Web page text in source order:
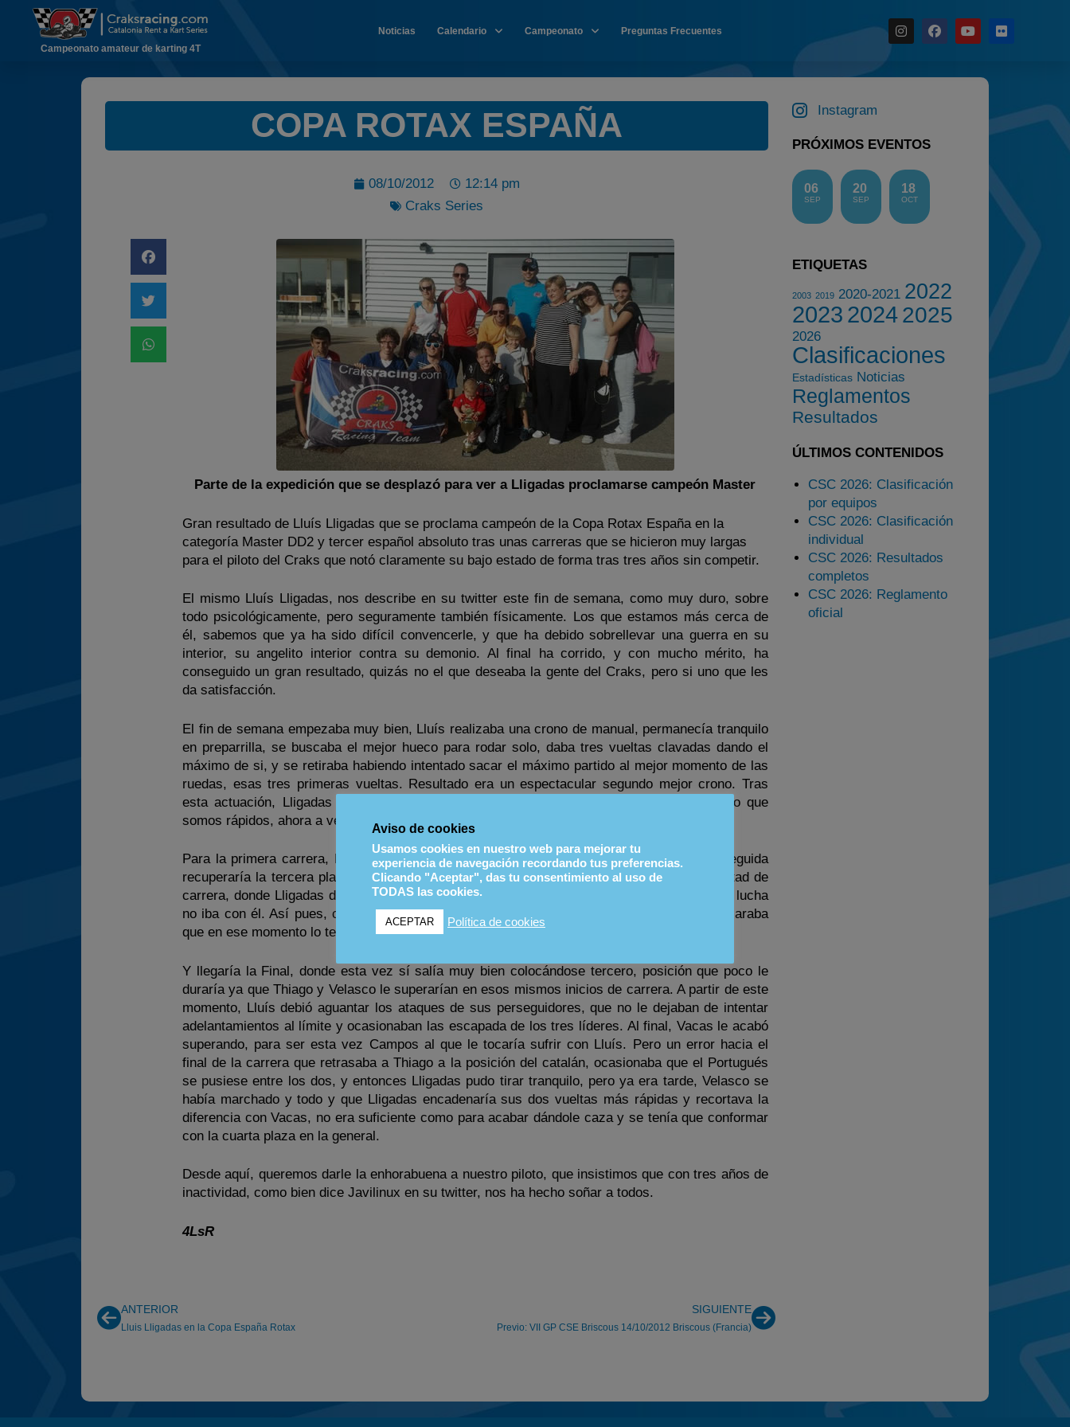
Carreras finalizadas
Temporada 2026
Temporadas anteriores
2024
Estadísticas
Campeonato amateur de karting 4T
Noticias Calendario Campeonato Preguntas Frecuentes
COPA ROTAX ESPAÑA
08/10/2012
12:14 pm
Craks Series
Parte de la expedición que se desplazó para ver a Lligadas proclamarse campeón Master
Gran resultado de Lluís Lligadas que se proclama campeón de la Copa Rotax España en la
categoría Master DD2 y tercer español absoluto tras unas carreras que se hicieron muy largas
para el piloto del Craks que notó claramente su bajo estado de forma tras tres años sin competir.
El mismo Lluís Lligadas, nos describe en su twitter este fin de semana, como muy duro, sobre
todo psicológicamente, pero seguramente también físicamente. Los que estamos más cerca de
él, sabemos que ya ha sido difícil convencerle, y que ha debido sobrellevar una guerra en su
interior, su angelito interior contra su demonio. Al final ha corrido, y con mucho mérito, ha
conseguido un gran resultado, quizás no el que deseaba la gente del Craks, pero si uno que les
da satisfacción.
El fin de semana empezaba muy bien, Lluís realizaba una crono de manual, permanecía tranquilo
en preparrilla, se buscaba el mejor hueco para rodar solo, daba tres vueltas clavadas dando el
máximo de si, y se retiraba habiendo intentado sacar el máximo partido al mejor momento de las
ruedas, esas tres primeras vueltas. Resultado era un espectacular segundo mejor crono. Tras
esta actuación, Lligadas decía a sus compañeros lo de siempre, “Ya hemos demostrado que
somos rápidos, ahora a ver si aguanto las carreras…”
Para la primera carrera, Lligadas realizó una mala salida, perdiendo posiciones, pero enseguida
recuperaría la tercera plaza, y por suerte, se escaparía con los dos portugueses hasta mitad de
carrera, donde Lligadas declaraba que empezó a guardar fuerzas y ruedas viendo que esa lucha
no iba con él. Así pues, cruzaba la meta pero con Velasco enganchado, todo y que él declaraba
que en ese momento lo tenía todo controlado.
Y llegaría la Final, donde esta vez sí salía muy bien colocándose tercero, posición que poco le
duraría ya que Thiago y Velasco le superarían en esos mismos inicios de carrera. A partir de este
momento, Lluís debió aguantar los ataques de sus perseguidores, que no le dejaban de intentar
adelantamientos al límite y ocasionaban las escapada de los tres líderes. Al final, Vacas le acabó
superando, para ser esta vez Campos al que le tocaría sufrir con Lluís. Pero un error hacia el
final de la carrera que retrasaba a Thiago a la posición del catalán, ocasionaba que el Portugués
se pusiese entre los dos, y entonces Lligadas pudo tirar tranquilo, pero ya era tarde, Velasco se
había marchado y todo y que Lligadas encadenaría sus dos vueltas más rápidas y recortava la
diferencia con Vacas, no era suficiente como para acabar dándole caza y se tenía que conformar
con la cuarta plaza en la general.
Desde aquí, queremos darle la enhorabuena a nuestro piloto, que insistimos que con tres años de
inactividad, como bien dice Javilinux en su twitter, nos ha hecho soñar a todos.
4LsR
ANTERIOR
Lluis Lligadas en la Copa España Rotax
SIGUIENTE
Previo: VII GP CSE Briscous 14/10/2012 Briscous (Francia)
Instagram
PRÓXIMOS EVENTOS
06
SEP
20
SEP
18
OCT
ETIQUETAS
2003 2019 2020-2021 2022
2023 20242025
2026
Clasificaciones
Estadísticas Noticias
Reglamentos
Resultados
ÚLTIMOS CONTENIDOS
CSC 2026: Clasificación
por equipos
CSC 2026: Clasificación
individual
CSC 2026: Resultados
completos
CSC 2026: Reglamento
oficial
Aviso de cookies
Usamos cookies en nuestro web para mejorar tu
experiencia de navegación recordando tus preferencias.
Clicando "Aceptar", das tu consentimiento al uso de
TODAS las cookies.
ACEPTAR Política de cookies